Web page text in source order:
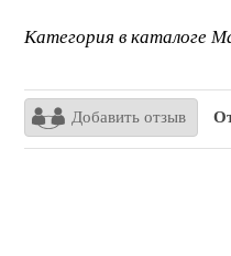
Категория в каталоге
Добавить отзыв